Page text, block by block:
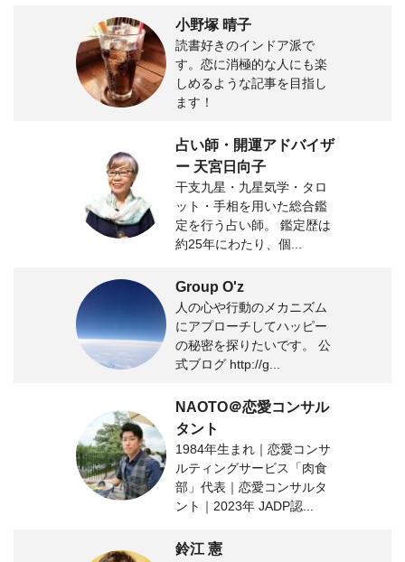
小野塚 晴子
読書好きのインドア派で
す。恋に消極的な人にも楽
しめるような記事を目指し
ます！
占い師・開運アドバイザ
ー 天宮日向子
干支九星・九星気学・タロ
ット・手相を用いた総合鑑
定を行う占い師。 鑑定歴は
約25年にわたり、個...
Group O'z
人の心や行動のメカニズム
にアプローチしてハッピー
の秘密を探りたいです。 公
式ブログ http://g...
NAOTO＠恋愛コンサル
タント
1984年生まれ｜恋愛コンサ
ルティングサービス「肉食
部」代表｜恋愛コンサルタ
ント｜2023年 JADP認...
鈴江 憲